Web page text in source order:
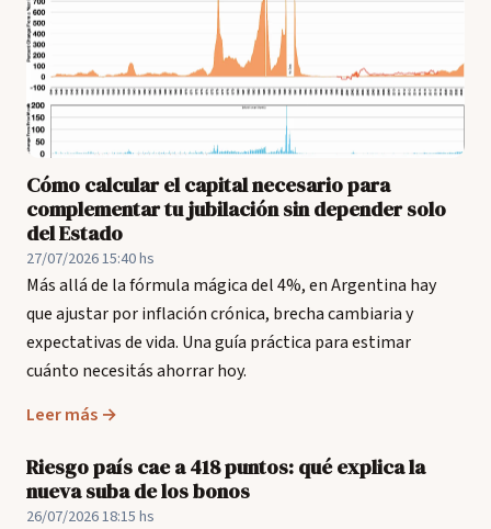
Cómo calcular el capital necesario para
complementar tu jubilación sin depender solo
del Estado
27/07/2026 15:40 hs
Más allá de la fórmula mágica del 4%, en Argentina hay
que ajustar por inflación crónica, brecha cambiaria y
expectativas de vida. Una guía práctica para estimar
cuánto necesitás ahorrar hoy.
Leer más →
Riesgo país cae a 418 puntos: qué explica la
nueva suba de los bonos
26/07/2026 18:15 hs